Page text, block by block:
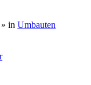
» in Umbauten